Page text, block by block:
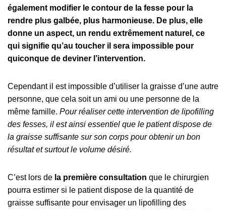
également modifier le contour de la fesse pour la
rendre plus galbée, plus harmonieuse. De plus, elle
donne un aspect, un rendu extrêmement naturel, ce
qui signifie qu’au toucher il sera impossible pour
quiconque de deviner l’intervention.
Cependant il est impossible d’utiliser la graisse d’une autre
personne, que cela soit un ami ou une personne de la
même famille. Pour réaliser cette intervention de lipofilling
des fesses, il est ainsi essentiel que le patient dispose de
la graisse suffisante sur son corps pour obtenir un bon
résultat et surtout le volume désiré.
C’est lors de la première consultation que le chirurgien
pourra estimer si le patient dispose de la quantité de
graisse suffisante pour envisager un lipofilling des